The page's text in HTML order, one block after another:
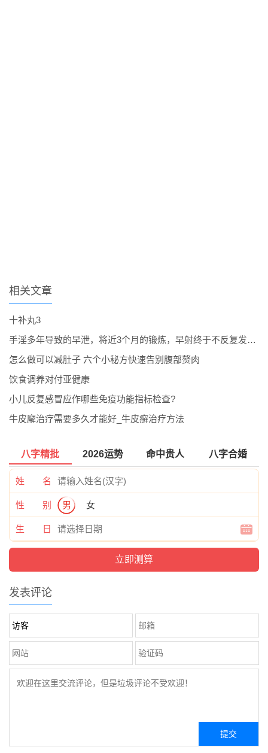
相关文章
十补丸3
手淫多年导致的早泄，将近3个月的锻炼，早射终于不反复发作了。
怎么做可以减肚子 六个小秘方快速告别腹部赘肉
饮食调养对付亚健康
小儿反复感冒应作哪些免疫功能指标检查?
牛皮廨治疗需要多久才能好_牛皮癣治疗方法
八字精批 2026运势 命中贵人 八字合婚
姓 名
性 别 男 女
生 日
发表评论